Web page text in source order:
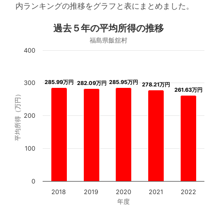
内ランキングの推移をグラフと表にまとめました。
年度
平均所得（万円）
過去５年の平均所得の推移
福島県飯舘村
285.99万円
285.99万円 282.09万円
282.09万円 285.95万円
285.95万円 278.21万円
278.21万円
261.63万円
261.63万円
2018 2019 2020 2021 2022
0
100
200
300
400